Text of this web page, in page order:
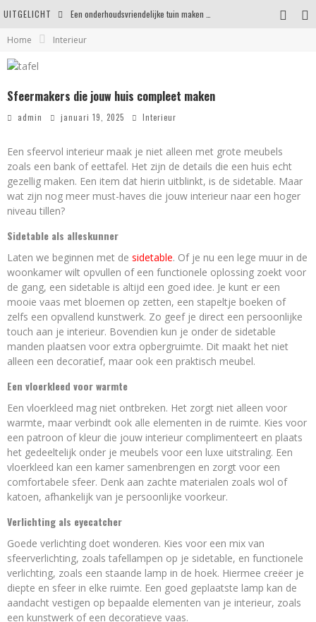
UITGELICHT
Waarom persoonlijk matrasadvies het verschil maakt
Home Interieur
Sfeermakers die jouw huis compleet maken
admin januari 19, 2025 Interieur
Een sfeervol interieur maak je niet alleen met grote meubels
zoals een bank of eettafel. Het zijn de details die een huis echt
gezellig maken. Een item dat hierin uitblinkt, is de sidetable. Maar
wat zijn nog meer must-haves die jouw interieur naar een hoger
niveau tillen?
Sidetable als alleskunner
Laten we beginnen met de sidetable. Of je nu een lege muur in de
woonkamer wilt opvullen of een functionele oplossing zoekt voor
de gang, een sidetable is altijd een goed idee. Je kunt er een
mooie vaas met bloemen op zetten, een stapeltje boeken of
zelfs een opvallend kunstwerk. Zo geef je direct een persoonlijke
touch aan je interieur. Bovendien kun je onder de sidetable
manden plaatsen voor extra opbergruimte. Dit maakt het niet
alleen een decoratief, maar ook een praktisch meubel.
Een vloerkleed voor warmte
Een vloerkleed mag niet ontbreken. Het zorgt niet alleen voor
warmte, maar verbindt ook alle elementen in de ruimte. Kies voor
een patroon of kleur die jouw interieur complimenteert en plaats
het gedeeltelijk onder je meubels voor een luxe uitstraling. Een
vloerkleed kan een kamer samenbrengen en zorgt voor een
comfortabele sfeer. Denk aan zachte materialen zoals wol of
katoen, afhankelijk van je persoonlijke voorkeur.
Verlichting als eyecatcher
Goede verlichting doet wonderen. Kies voor een mix van
sfeerverlichting, zoals tafellampen op je sidetable, en functionele
verlichting, zoals een staande lamp in de hoek. Hiermee creëer je
diepte en sfeer in elke ruimte. Een goed geplaatste lamp kan de
aandacht vestigen op bepaalde elementen van je interieur, zoals
een kunstwerk of een decoratieve vaas.